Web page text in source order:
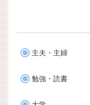
主夫・主婦
勉強・読書